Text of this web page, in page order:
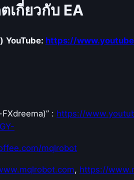
เกี่ยวกับ EA
YouTube: https://
: https://
mqlrobot
, https://